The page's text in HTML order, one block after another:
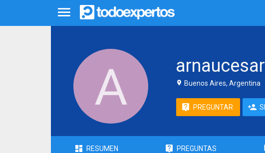
arnaucesar
Buenos Aires, Argentina
PREGUNTAR
RESUMEN PREGUNTAS